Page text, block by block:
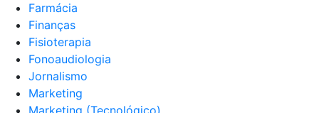
Farmácia
Finanças
Fisioterapia
Fonoaudiologia
Jornalismo
Marketing